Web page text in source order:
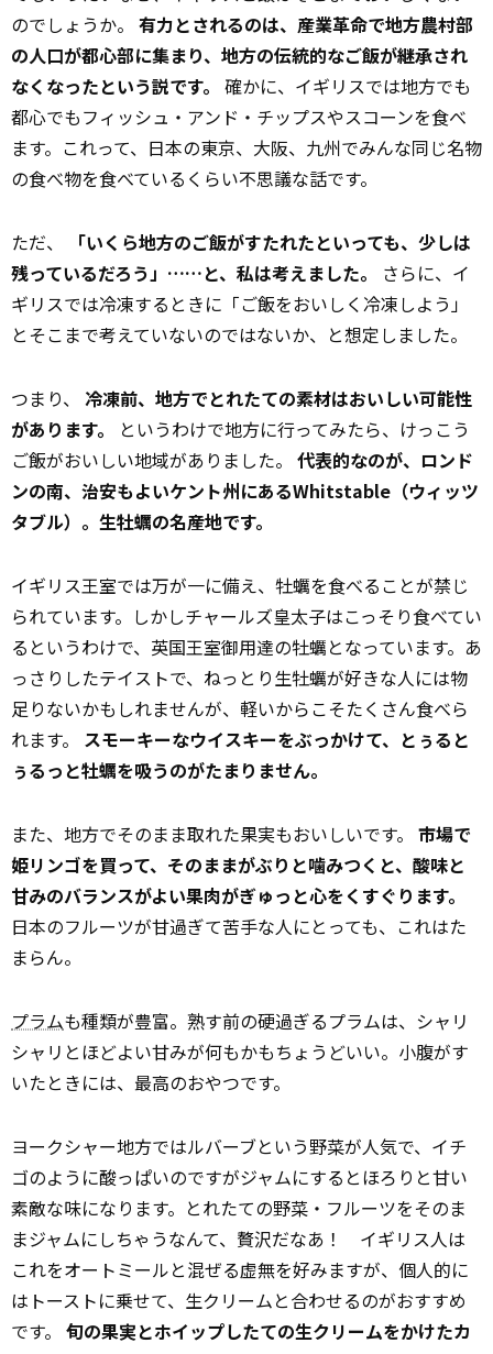
のでしょうか。 有力とされるのは、産業革命で地方農村部
の人口が都心部に集まり、地方の伝統的なご飯が継承され
なくなったという説です。 確かに、イギリスでは地方でも
都心でもフィッシュ・アンド・チップスやスコーンを食べ
ます。これって、日本の東京、大阪、九州でみんな同じ名物
の食べ物を食べているくらい不思議な話です。
ただ、
「いくら地方のご飯がすたれたといっても、少しは
残っているだろう」……と、私は考えました。
さらに、イ
ギリスでは冷凍するときに「ご飯をおいしく冷凍しよう」
とそこまで考えていないのではないか、と想定しました。
つまり、 冷凍前、地方でとれたての素材はおいしい可能性
があります。
というわけで地方に行ってみたら、けっこう
ご飯がおいしい地域がありました。 代表的なのが、ロンド
ンの南、治安もよいケント州にあるWhitstable（ウィッツ
タブル）。生牡蠣の名産地です。
イギリス王室では万が一に備え、牡蠣を食べることが禁じ
られています。しかしチャールズ皇太子はこっそり食べてい
るというわけで、英国王室御用達の牡蠣となっています。あ
っさりしたテイストで、ねっとり生牡蠣が好きな人には物
足りないかもしれませんが、軽いからこそたくさん食べら
れます。 スモーキーなウイスキーをぶっかけて、とぅると
ぅるっと牡蠣を吸うのがたまりません。
また、地方でそのまま取れた果実もおいしいです。 市場で
姫リンゴを買って、そのままがぶりと噛みつくと、酸味と
甘みのバランスがよい果肉がぎゅっと心をくすぐります。
日本のフルーツが甘過ぎて苦手な人にとっても、これはた
まらん。
プラムも種類が豊富。熟す前の硬過ぎるプラムは、シャリ
シャリとほどよい甘みが何もかもちょうどいい。小腹がす
いたときには、最高のおやつです。
ヨークシャー地方ではルバーブという野菜が人気で、イチ
ゴのように酸っぱいのですがジャムにするとほろりと甘い
素敵な味になります。とれたての野菜・フルーツをそのま
まジャムにしちゃうなんて、贅沢だなあ！ イギリス人は
これをオートミールと混ぜる虚無を好みますが、個人的に
はトーストに乗せて、生クリームと合わせるのがおすすめ
です。 旬の果実とホイップしたての生クリームをかけたカ